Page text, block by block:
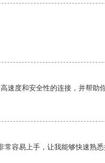
速度和安全性的连接，并帮助
容易上手，让我能够快速熟